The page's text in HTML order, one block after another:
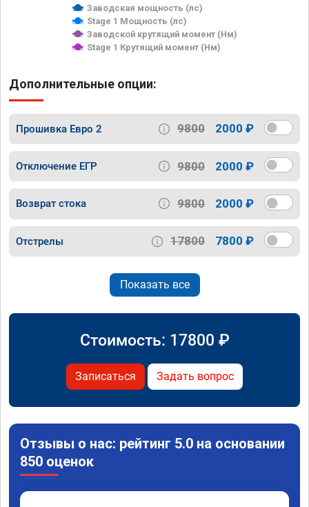
Заводская мощность (лс)
Stage 1 Мощность (лс)
Заводской крутящий момент (Нм)
Stage 1 Крутящий момент (Нм)
Дополнительные опции:
Прошивка Евро 2 9800 2000 ₽
Отключение ЕГР 9800 2000 ₽
Возврат стока 9800 2000 ₽
Отстрелы 17800 7800 ₽
Показать все
Стоимость: 17800 ₽
Записаться Задать вопрос
Отзывы о нас: рейтинг 5.0 на основании
850 оценок